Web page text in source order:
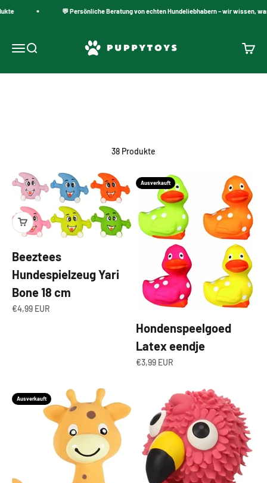
💬 Persönliche Beratung von echten Hundeliebhabern – wir wissen, was
Navigationsmenü öffnen
Suche öffnen
PuppyToys.nl
38 Produkte
Beeztees
Hundespielzeug Yari
Bone 18 cm
Angebot
€4,99 EUR
Ausverkauft
Hondenspeelgoed
Latex eendje
Angebot
€3,99 EUR
Ausverkauft